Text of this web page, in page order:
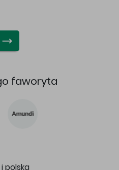
faworyta
polska